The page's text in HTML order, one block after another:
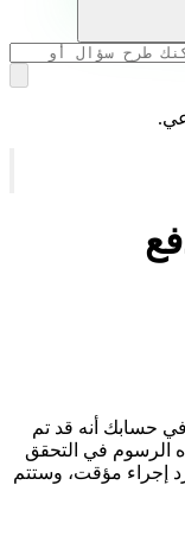
حسابك أنه قد تم
الرسوم في التحقق
إجراء مؤقت، وستتم